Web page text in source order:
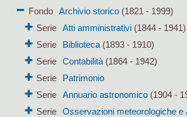
Fondo
Archivio storico(1821 - 1999)
Serie Atti amministrativi(1844 - 1941)
Serie
Biblioteca(1893 - 1910)
Serie Contabilità(1864 - 1942)
Serie
Patrimonio
Serie Annuario astronomico(1904 -
Serie Osservazioni meteorologiche e